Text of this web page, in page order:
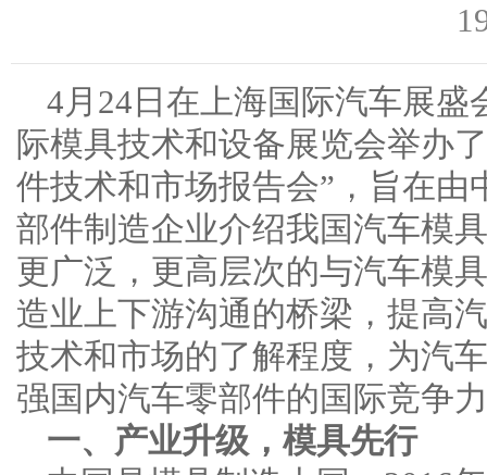
4月24日在上海国际汽车展盛
际模具技术和设备展览会举办
件技术和市场报告会”，旨在
部件制造企业介绍我国汽车模
更广泛，更高层次的与汽车模
造业上下游沟通的桥梁，提高
技术和市场的了解程度，为汽
强国内汽车零部件的国际竞争
一、产业升级，模具先行